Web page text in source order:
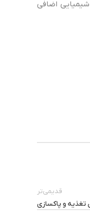
اضافی
قدیمی‌تر
تغذیه و پاکسازی